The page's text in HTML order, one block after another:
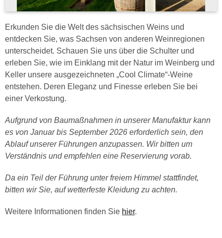
Erkunden Sie die Welt des sächsischen Weins und
entdecken Sie, was Sachsen von anderen Weinregionen
unterscheidet. Schauen Sie uns über die Schulter und
erleben Sie, wie im Einklang mit der Natur im Weinberg und
Keller unsere ausgezeichneten „Cool Climate“-Weine
entstehen. Deren Eleganz und Finesse erleben Sie bei
einer Verkostung.
Aufgrund von Baumaßnahmen in unserer Manufaktur kann
es von Januar bis September 2026 erforderlich sein, den
Ablauf unserer Führungen anzupassen. Wir bitten um
Verständnis und empfehlen eine Reservierung vorab.
Da ein Teil der Führung unter freiem Himmel stattfindet,
bitten wir Sie, auf wetterfeste Kleidung zu achten.
Weitere Informationen finden Sie hier.